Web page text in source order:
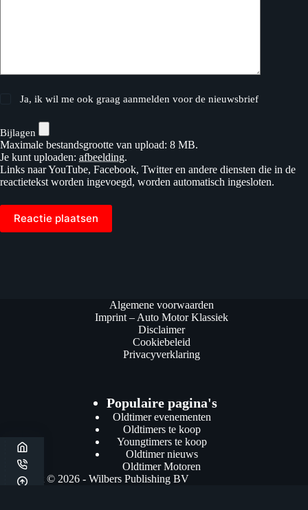
Ja, ik wil me ook graag aanmelden voor de nieuwsbrief
Bijlagen
Maximale bestandsgrootte van upload: 8 MB.
Je kunt uploaden: afbeelding.
Links naar YouTube, Facebook, Twitter en andere diensten die in de
reactietekst worden ingevoegd, worden automatisch ingesloten.
Reactie plaatsen
Algemene voorwaarden
Imprint – Auto Motor Klassiek
Disclaimer
Cookiebeleid
Privacyverklaring
Populaire pagina's
Oldtimer evenementen
Oldtimers te koop
Youngtimers te koop
Oldtimer nieuws
Oldtimer Motoren
Copyright © 2026 - Wilbers Publishing BV